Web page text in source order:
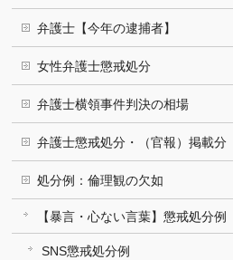
弁護士【今年の逮捕者】
女性弁護士懲戒処分
弁護士横領事件判決の相場
弁護士懲戒処分・（官報）掲載分
処分例：倫理観の欠如
【暴言・心ない言葉】懲戒処分例
SNS懲戒処分例